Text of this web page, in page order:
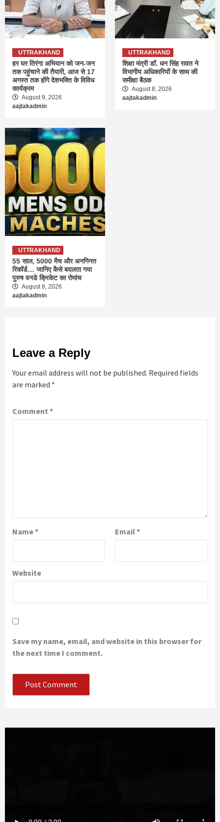
UTTRAKHAND
हर घर तिरंगा अभियान को जन-जन
तक पहुंचाने की तैयारी, आज से 17
अगस्त तक होंगे देशभक्ति के विविध
कार्यक्रम
August 9, 2026
aajtakadmin
UTTRAKHAND
शिक्षा मंत्री डॉ. धन सिंह रावत ने
विभागीय अधिकारियों के साथ की
समीक्षा बैठक
August 8, 2026
aajtakadmin
UTTRAKHAND
55 साल, 5000 मैच और अनगिनत
रिकॉर्ड… जानिए कैसे बदलता गया
पुरुष वनडे क्रिकेट का रोमांच
August 8, 2026
aajtakadmin
Leave a Reply
Your email address will not be published. Required fields
are marked *
Comment *
Name* Email *
Website
Save my name, email, and website in this browser for
the next time I comment.